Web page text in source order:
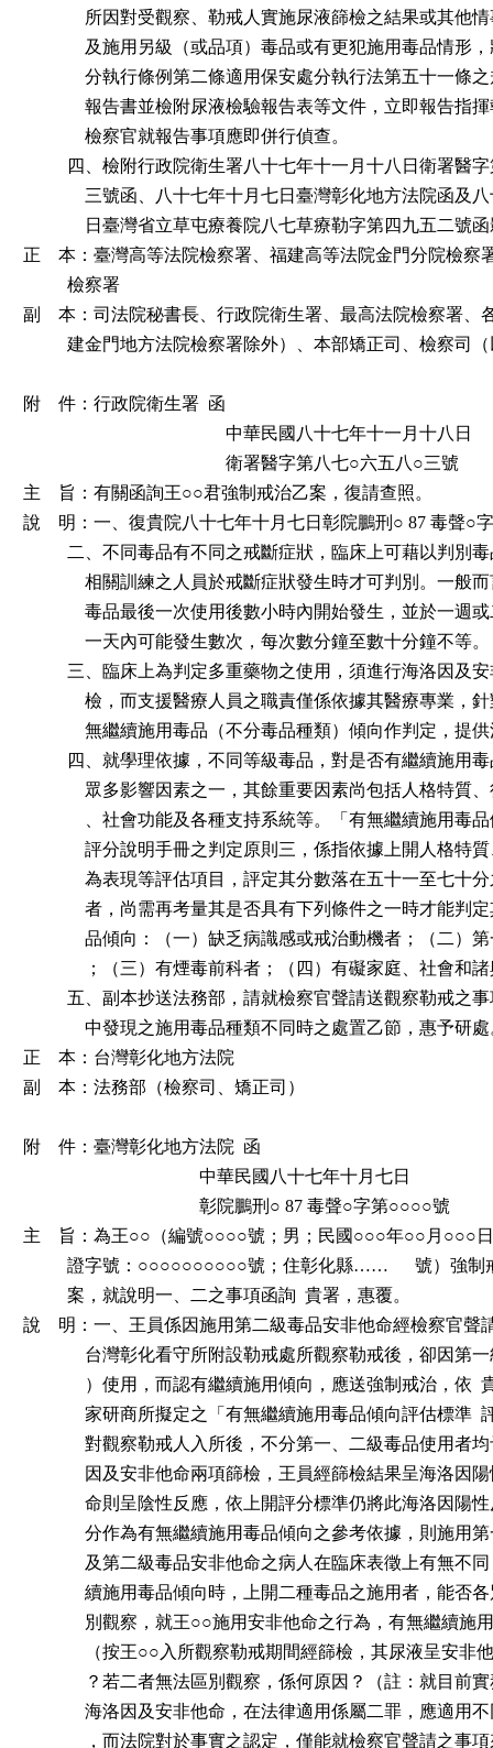
所因對受觀察、勒戒人實施尿液篩檢之結果或其他
及施用另級（或品項）毒品或有更犯施用毒品情形
分執行條例第二條適用保安處分執行法第五十一條
報告書並檢附尿液檢驗報告表等文件，立即報告指
              檢察官就報告事項應即併行偵查。
四、檢附行政院衛生署八十七年十一月十八日衛署醫
三號函、八十七年十月七日臺灣彰化地方法院函及
日臺灣省立草屯療養院八七草療勒字第四九五二號
正    本：臺灣高等法院檢察署、福建高等法院金門分院檢察
          檢察署
副    本：司法院秘書長、行政院衛生署、最高法院檢察署、
建金門地方法院檢察署除外）、本部矯正司、檢察司
附    件：行政院衛生署  函
                                              中華民國八十七年十一月十八日
                                              衛署醫字第八七○六五八○三號
主    旨：有關函詢王○○君強制戒治乙案，復請查照。
說    明：一、復貴院八十七年十月七日彰院鵬刑○ 87 毒聲○
二、不同毒品有不同之戒斷症狀，臨床上可藉以判別
相關訓練之人員於戒斷症狀發生時才可判別。一般
毒品最後一次使用後數小時內開始發生，並於一週
              一天內可能發生數次，每次數分鐘至數十分鐘不等。
三、臨床上為判定多重藥物之使用，須進行海洛因及
檢，而支援醫療人員之職責僅係依據其醫療專業，
無繼續施用毒品（不分毒品種類）傾向作判定，提
四、就學理依據，不同等級毒品，對是否有繼續施用
眾多影響因素之一，其餘重要因素尚包括人格特質
、社會功能及各種支持系統等。「有無繼續施用毒
評分說明手冊之判定原則三，係指依據上開人格特
為表現等評估項目，評定其分數落在五十一至七十
者，尚需再考量其是否具有下列條件之一時才能判
品傾向：（一）缺乏病識感或戒治動機者；（二）
；（三）有煙毒前科者；（四）有礙家庭、社會和
五、副本抄送法務部，請就檢察官聲請送觀察勒戒之
中發現之施用毒品種類不同時之處置乙節，惠予研
正    本：台灣彰化地方法院
副    本：法務部（檢察司、矯正司）
附    件：臺灣彰化地方法院  函
                                        中華民國八十七年十月七日
                                        彰院鵬刑○ 87 毒聲○字第○○○○號
主    旨：為王○○（編號○○○○號；男；民國○○○年○○月○○○
證字號：○○○○○○○○○○號；住彰化縣……      號）強制
          案，就說明一、二之事項函詢  貴署，惠覆。
說    明：一、王員係因施用第二級毒品安非他命經檢察官聲
台灣彰化看守所附設勒戒處所觀察勒戒後，卻因第
）使用，而認有繼續施用傾向，應送強制戒治，依
家研商所擬定之「有無繼續施用毒品傾向評估標準
對觀察勒戒人入所後，不分第一、二級毒品使用者
因及安非他命兩項篩檢，王員經篩檢結果呈海洛因
命則呈陰性反應，依上開評分標準仍將此海洛因陽
分作為有無繼續施用毒品傾向之參考依據，則施用
及第二級毒品安非他命之病人在臨床表徵上有無不
續施用毒品傾向時，上開二種毒品之施用者，能否
別觀察，就王○○施用安非他命之行為，有無繼續
（按王○○入所觀察勒戒期間經篩檢，其尿液呈安
？若二者無法區別觀察，係何原因？（註：就目前
海洛因及安非他命，在法律適用係屬二罪，應適用
，而法院對於事實之認定，僅能就檢察官聲請之事